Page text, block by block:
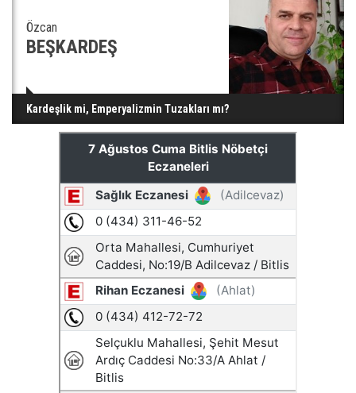
Özcan
BEŞKARDEŞ
Kardeşlik mi, Emperyalizmin Tuzakları mı?